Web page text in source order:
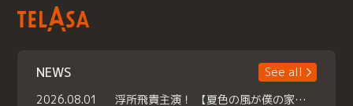
NEWS
See all
2026.08.01
浮所飛貴主演！ 【夏色の風が僕の家にやってきた】 本日よりテラサで独占配信スタート！